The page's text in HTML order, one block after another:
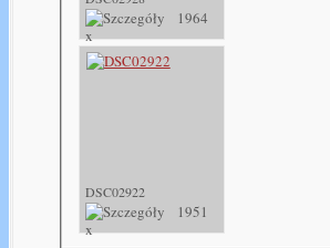
1964
x
DSC02922
1951
x